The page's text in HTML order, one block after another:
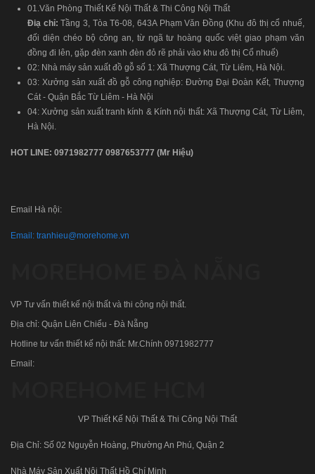
01.Văn Phòng Thiết Kế Nội Thất & Thi Công Nội Thất
Điạ chỉ: Tầng 3, Tòa T6-08, 643A Phạm Văn Đồng (Khu đô thị cổ nhuế,
đối diện chéo bộ công an, từ ngã tư hoàng quốc việt giao phạm văn
đồng đi lên, gặp đèn xanh đèn đỏ rẽ phải vào khu đô thị Cổ nhuế)
02: Nhà máy sản xuất đồ gỗ số 1: Xã Thượng Cát, Từ Liêm, Hà Nội.
03: Xưởng sản xuất đồ gỗ công nghiệp: Đường Đại Đoàn Kết, Thượng
Cát - Quận Bắc Từ Liêm - Hà Nội
04: Xưởng sản xuất tranh kính & Kính nội thất: Xã Thượng Cát, Từ Liêm,
Hà Nội.
HOT LINE: 0971982777 0987653777 (Mr Hiệu)
Email Hà nội:
Email: tranhieu@morehome.vn
VP Tư vấn thiết kế nội thất và thi công nội thất.
Địa chỉ: Quận Liên Chiểu - Đà Nẵng
Hotline tư vấn thiết kế nội thất: Mr.Chính 0971982777
Email:
VP Thiết Kế Nội Thất & Thi Công Nội Thất
Địa Chỉ: Số 02 Nguyễn Hoàng, Phường An Phú, Quận 2
Nhà Máy Sản Xuất Nội Thất Hồ Chí Minh